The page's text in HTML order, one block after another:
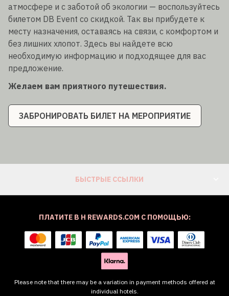
атмосфере и с заботой об экологии — воспользуйтесь
билетом DB Event со скидкой. Так вы прибудете к
месту назначения, оставаясь на связи, с комфортом и
без лишних хлопот. Здесь вы найдете всю
необходимую информацию и подходящее для вас
предложение.
Желаем вам приятного путешествия.
ЗАБРОНИРОВАТЬ БИЛЕТ НА МЕРОПРИЯТИЕ
БЫСТРЫЕ ССЫЛКИ
ПЛАТИТЕ В H REWARDS.COM С ПОМОЩЬЮ:
Please note that there may be a variation in payment methods offered at
individual hotels.